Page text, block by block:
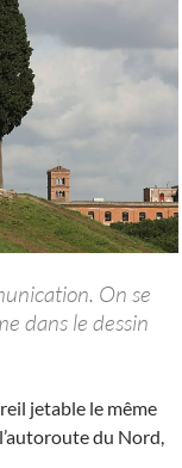
On se
dans le dessin
jetable le même
du Nord,